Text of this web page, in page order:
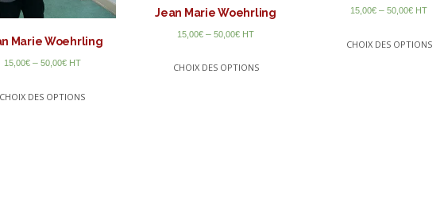
Marie Woehrling
15,00€– 50,00€ HT
CHOIX DES OPTIONS
Jean Marie Woehrling
15,00€ – 50,00€ HT
CHOIX DES OPTIONS
15,00€ –50,00€ HT
CHOIX DES OPTIONS